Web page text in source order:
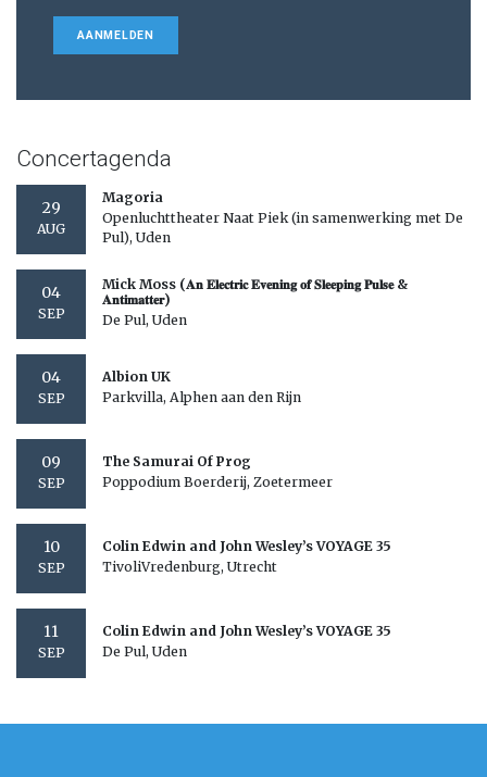
AANMELDEN
Concertagenda
29
AUG
Magoria
Openluchttheater Naat Piek (in samenwerking met De
Pul), Uden
04
SEP
Mick Moss (𝐀𝐧 𝐄𝐥𝐞𝐜𝐭𝐫𝐢𝐜 𝐄𝐯𝐞𝐧𝐢𝐧𝐠 𝐨𝐟 𝐒𝐥𝐞𝐞𝐩𝐢𝐧𝐠 𝐏𝐮𝐥𝐬𝐞 &
𝐀𝐧𝐭𝐢𝐦𝐚𝐭𝐭𝐞𝐫)
De Pul, Uden
04
SEP
Albion UK
Parkvilla, Alphen aan den Rijn
09
SEP
The Samurai Of Prog
Poppodium Boerderij, Zoetermeer
10
SEP
Colin Edwin and John Wesley’s VOYAGE 35
TivoliVredenburg, Utrecht
11
SEP
Colin Edwin and John Wesley’s VOYAGE 35
De Pul, Uden